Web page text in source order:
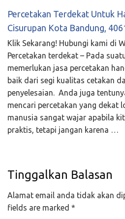
Percetakan Terdekat Untuk
Cisurupan Kota Bandung,
Klik Sekarang! Hubungi kami di
Percetakan terdekat – Pada
memerlukan jasa percetakan
baik dari segi kualitas cetakan
penyelesaian. Anda juga
mencari percetakan yang dekat
manusia sangat wajar apabila
praktis, tetapi jangan karena …
Tinggalkan Balasan
Alamat email anda tidak akan
fields are marked *